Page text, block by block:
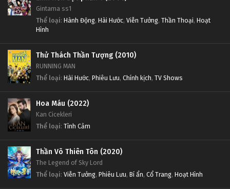
Gintama ss1
Thể loại: Hành Động, Hài Hước, Viễn Tưởng, Thần Thoại, Hoạt
Hình
Thử Thách Thần Tượng (2010)
RUNNING MAN
Thể loại: Hài Hước, Phiêu Lưu, Chính kịch, TV Shows
Hoa Máu (2022)
Kan Cicekleri
Thể loại: Tình Cảm
Thần Võ Thiên Tôn (2020)
The Legend of Sky Lord
Thể loại: Viễn Tưởng, Phiêu Lưu, Bí ẩn, Cổ Trang, Hoạt Hình